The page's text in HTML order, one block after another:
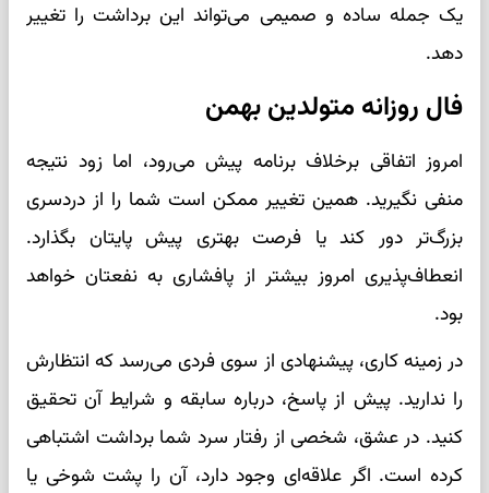
یک جمله ساده و صمیمی می‌تواند این برداشت را تغییر
دهد.
فال روزانه متولدین بهمن
امروز اتفاقی برخلاف برنامه پیش می‌رود، اما زود نتیجه
منفی نگیرید. همین تغییر ممکن است شما را از دردسری
بزرگ‌تر دور کند یا فرصت بهتری پیش پایتان بگذارد.
انعطاف‌پذیری امروز بیشتر از پافشاری به نفعتان خواهد
بود.
در زمینه کاری، پیشنهادی از سوی فردی می‌رسد که انتظارش
را ندارید. پیش از پاسخ، درباره سابقه و شرایط آن تحقیق
کنید. در عشق، شخصی از رفتار سرد شما برداشت اشتباهی
کرده است. اگر علاقه‌ای وجود دارد، آن را پشت شوخی یا